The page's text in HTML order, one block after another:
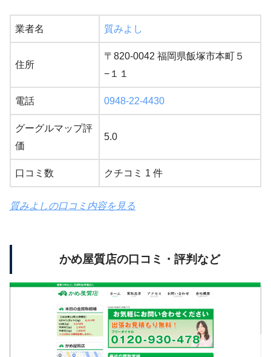
業者名 質みよし
住所
〒820-0042 福岡県飯塚市本町５
−１１
電話 0948-22-4430
グーグルマップ評
価
5.0
口コミ数 クチコミ 1 件
質みよしの口コミ内容を見る
かめ屋質店の口コミ・評判など